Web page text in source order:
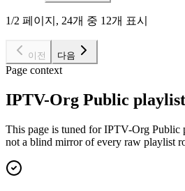
1/2 페이지, 24개 중 12개 표시
이전 다음
Page context
IPTV-Org Public playlist
This page is tuned for IPTV-Org Public
not a blind mirror of every raw playlist